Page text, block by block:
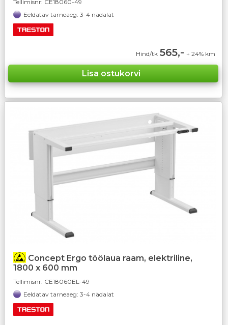
Tellimisnr: CE18060-49
Eeldatav tarneaeg: 3-4 nädalat
Hind/tk 565,- + 24% km
Concept Ergo töölaua raam, elektriline,
1800 x 600 mm
Tellimisnr: CE18060EL-49
Eeldatav tarneaeg: 3-4 nädalat